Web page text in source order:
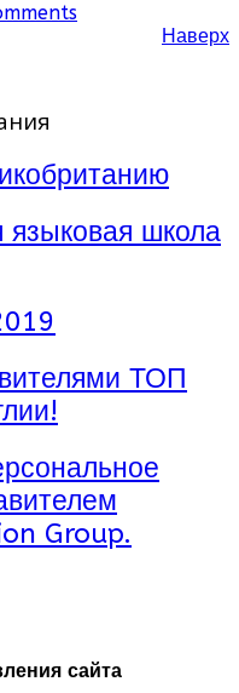
Наверх
языковая школа
ТОП
Group.
сайта